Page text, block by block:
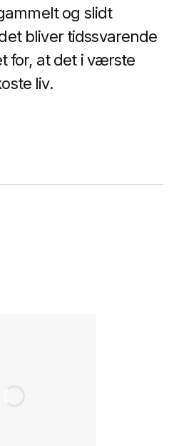
og slidt
bliver tidssvarende
for, at det i værste
liv.